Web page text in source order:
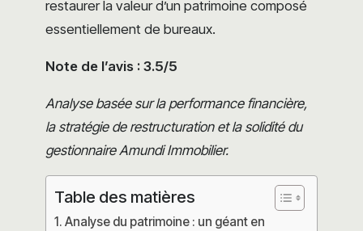
restaurer la valeur d’un patrimoine composé
essentiellement de bureaux.
Note de l’avis : 3.5/5
Analyse basée sur la performance financière,
la stratégie de restructuration et la solidité du
gestionnaire Amundi Immobilier.
Table des matières
Analyse du patrimoine : un géant en